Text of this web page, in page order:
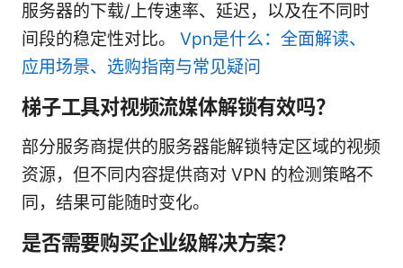
服务器的下载/上传速率、延迟，以及在不同时
间段的稳定性对比。 Vpn是什么：全面解读、
应用场景、选购指南与常见疑问
梯子工具对视频流媒体解锁有效吗？
部分服务商提供的服务器能解锁特定区域的视频
资源，但不同内容提供商对 VPN 的检测策略不
同，结果可能随时变化。
是否需要购买企业级解决方案？